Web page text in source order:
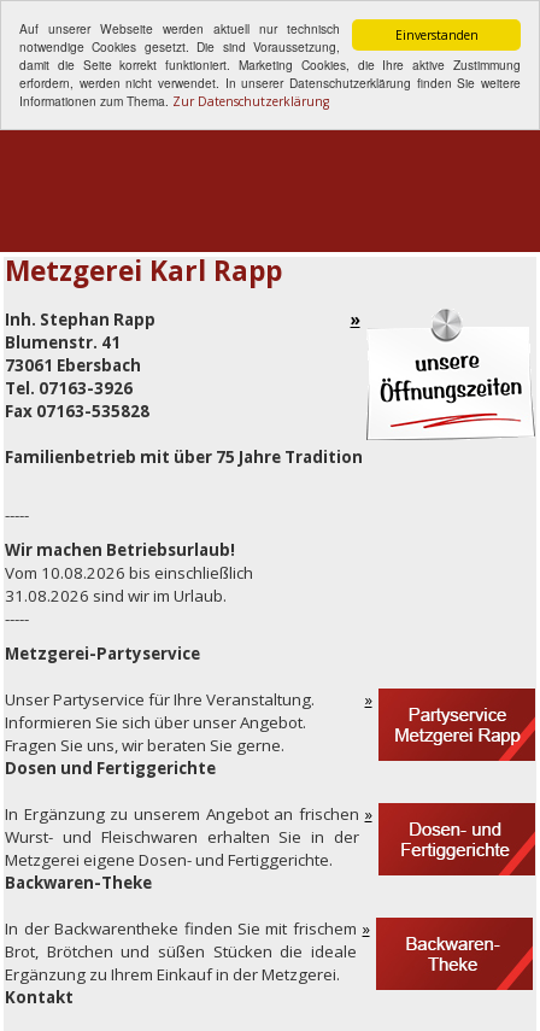
Einverstanden
Auf unserer Webseite werden aktuell nur technisch
notwendige Cookies gesetzt. Die sind Voraussetzung,
damit die Seite korrekt funktioniert. Marketing Cookies, die Ihre aktive Zustimmung
erfordern, werden nicht verwendet. In unserer Datenschutzerklärung finden Sie weitere
Informationen zum Thema. Zur Datenschutzerklärung
Metzgerei Karl Rapp
Inh. Stephan Rapp
Blumenstr. 41
73061 Ebersbach
Tel. 07163-3926
Fax 07163-535828
Familienbetrieb mit über 75 Jahre Tradition
-----
Wir machen Betriebsurlaub!
Vom 10.08.2026 bis einschließlich
31.08.2026 sind wir im Urlaub.
-----
Metzgerei-Partyservice
UnserPartyservice für Ihre Veranstaltung.
Informieren Sie sich über unser Angebot.
Fragen Sie uns, wir beraten Sie gerne.
Dosen und Fertiggerichte
In Ergänzung zu unserem Angebot an frischen
Wurst- und Fleischwaren erhalten Sie in der
Metzgerei eigene Dosen- und Fertiggerichte.
Backwaren-Theke
In der Backwarentheke finden Sie mit frischem
Brot, Brötchen und süßen Stücken die ideale
Ergänzung zu Ihrem Einkauf in der Metzgerei.
Kontakt